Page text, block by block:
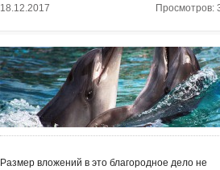
18.12.2017 Просмотров:
Размер вложений в это благородное дело не